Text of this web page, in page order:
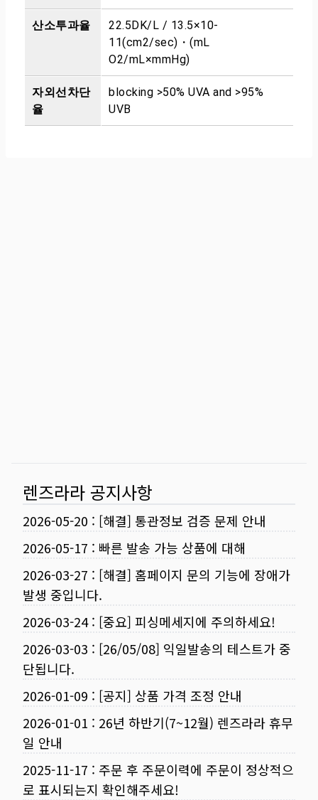
산소투과율
22.5DK/L / 13.5×10-
11(cm2/sec)・(mL
O2/mL×mmHg)
자외선차단
율
blocking >50% UVA and >95%
UVB
렌즈라라 공지사항
2026-05-20 : [해결] 통관정보 검증 문제 안내
2026-05-17 : 빠른 발송 가능 상품에 대해
2026-03-27 : [해결] 홈페이지 문의 기능에 장애가
발생 중입니다.
2026-03-24: [중요] 피싱메세지에 주의하세요!
2026-03-03 : [26/05/08] 익일발송의 테스트가 중
단됩니다.
2026-01-09 : [공지] 상품 가격 조정 안내
2026-01-01 : 26년 하반기(7~12월) 렌즈라라 휴무
일 안내
2025-11-17 : 주문 후 주문이력에 주문이 정상적으
로 표시되는지 확인해주세요!